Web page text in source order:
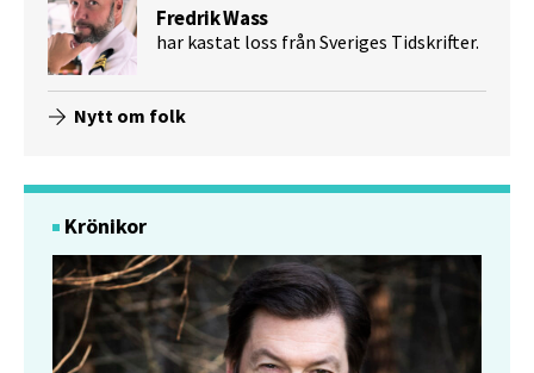
Fredrik Wass
har kastat loss från Sveriges Tidskrifter.
Nytt om folk
Krönikor